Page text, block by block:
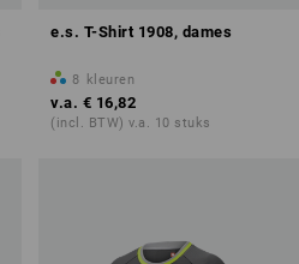
e.s. T-Shirt 1908, dames
8 kleuren
v.a. € 16,82
(incl. BTW) v.a. 10 stuks